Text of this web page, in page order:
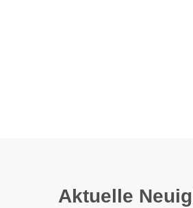
Aktuelle